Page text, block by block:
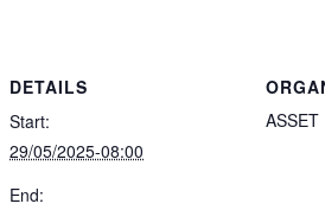
DETAILS
Start:
29/05/2025-08:00
End:
ASSET